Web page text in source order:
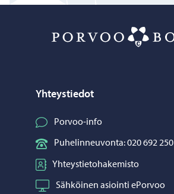
Yhteystiedot
Porvoo-info
Puhelinneuvonta: 020 692 250
Yhteystietohakemisto
Sähköinen asiointi ePorvoo